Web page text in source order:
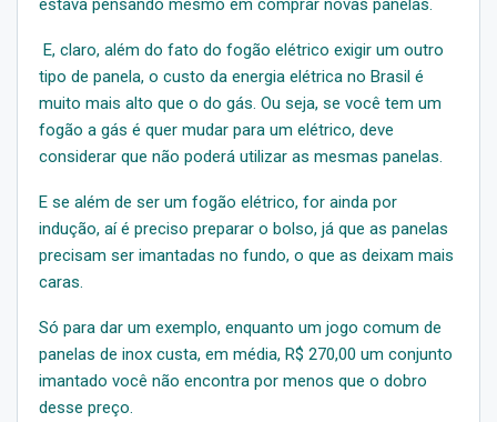
estava pensando mesmo em comprar novas panelas.
E, claro, além do fato do fogão elétrico exigir um outro
tipo de panela, o custo da energia elétrica no Brasil é
muito mais alto que o do gás. Ou seja, se você tem um
fogão a gás é quer mudar para um elétrico, deve
considerar que não poderá utilizar as mesmas panelas.
E se além de ser um fogão elétrico, for ainda por
indução, aí é preciso preparar o bolso, já que as panelas
precisam ser imantadas no fundo, o que as deixam mais
caras.
Só para dar um exemplo, enquanto um jogo comum de
panelas de inox custa, em média, R$ 270,00 um conjunto
imantado você não encontra por menos que o dobro
desse preço.